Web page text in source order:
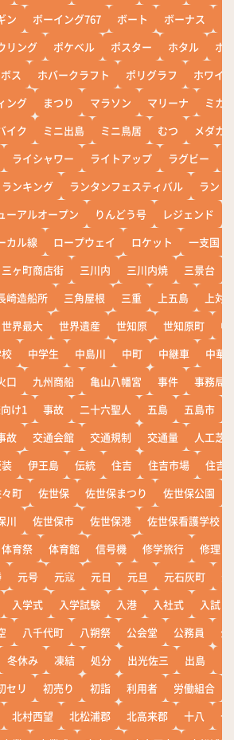
ン ボーイング767 ボート ボーナス
リング ポケベル ポスター ホタル
ホ
ス
ホバークラフト ポリグラフ
ホワイ
ング まつり マラソン マリーナ
ミカ
イク ミニ出島 ミニ鳥居 むつ
メダカ
ライシャワー ライトアップ ラグビー
ランキング ランタンフェスティバル
ランド
ーアルオープン りんどう号 レジェンド
カル線 ロープウェイ ロケット
一支国
三ヶ町商店街 三川内 三川内焼 三景台
崎造船所 三角屋根 三重 上五島
上対
世界最大 世界遺産 世知原 世知原町
中
中学生 中島川 中町 中継車
中華
口 九州商船 亀山八幡宮 事件
事務局
け1
事故 二十六聖人 五島 五島市
故 交通会館 交通規制 交通量
人工芝
伊王島 伝統 住吉 住吉市場
住吉
町 佐世保 佐世保まつり 佐世保公園
川 佐世保市 佐世保港
佐世保看護学校
体育祭 体育館 信号機 修学旅行
修理
元号 元寇 元日 元旦 元石灰町
入学式 入学試験 入港 入社式
入試
八千代町 八朔祭 公会堂 公務員
公
冬休み 凍結 処分 出光佐三 出島
セリ 初売り 初詣 利用者 労働組合
北村西望 北松浦郡 北高来郡 十八
十